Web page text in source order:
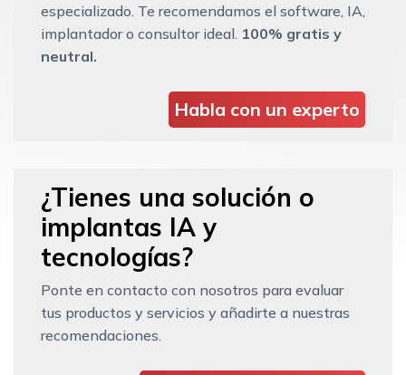
especializado. Te recomendamos el software, IA,
implantador o consultor ideal. 100% gratis y
neutral.
Habla con un experto
¿Tienes una solución o
implantas IA y
tecnologías?
Ponte en contacto con nosotros para evaluar
tus productos y servicios y añadirte a nuestras
recomendaciones.